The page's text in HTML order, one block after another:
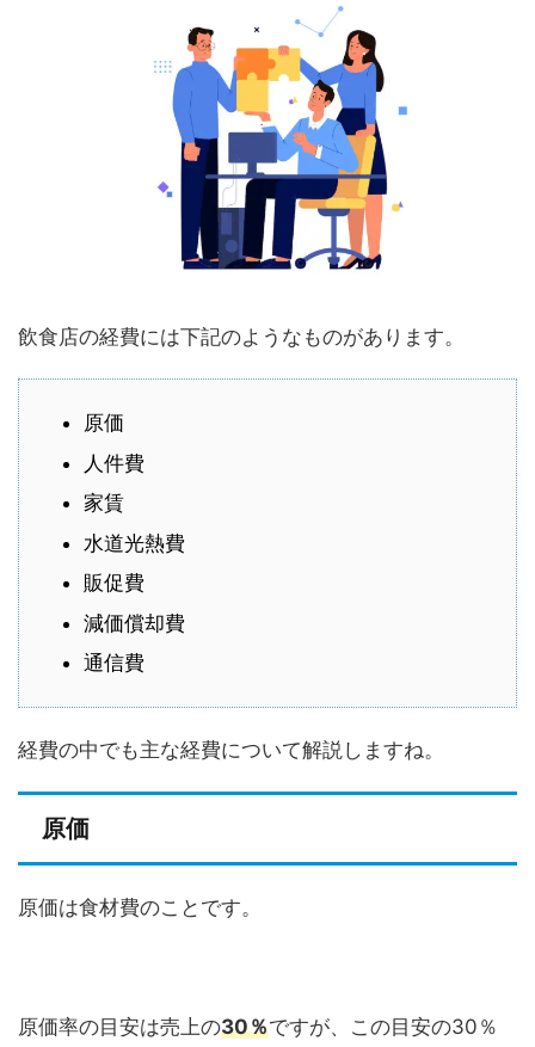
飲食店の経費には下記のようなものがあります。
原価
人件費
家賃
水道光熱費
販促費
減価償却費
通信費
経費の中でも主な経費について解説しますね。
原価
原価は食材費のことです。
原価率の目安は売上の30％ですが、この目安の30％